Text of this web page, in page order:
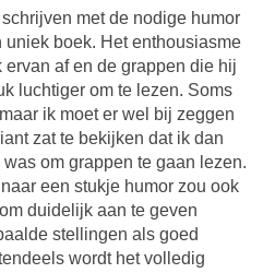
met de nodige humor
uniek boek. Het enthousiasme
af en de grappen die hij
luchtiger om te lezen. Soms
ik moet er wel bij zeggen
zat te bekijken dat ik dan
om grappen te gaan lezen.
een stukje humor zou ook
duidelijk aan te geven
stellingen als goed
wordt het volledig